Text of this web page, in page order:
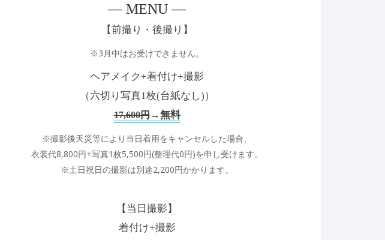
— MENU —
【前撮り・後撮り】
※3月中はお受けできません。
ヘアメイク+着付け+撮影
（六切り写真1枚(台紙なし)）
17,600円→無料
※撮影後天災等により 当日着用をキャンセルした場合、
衣装代8,800円+写真1枚5,500円(整理代0円)を申し受けます。
※土日祝日の撮影は別途2,200円かかります。
【当日撮影】
着付け+撮影